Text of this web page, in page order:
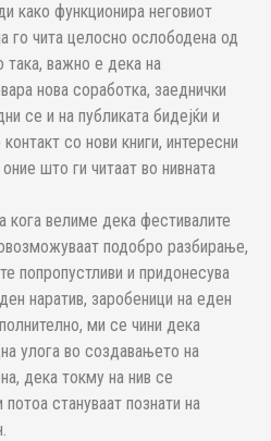
како функционира неговиот
го чита целосно ослободена од
така, важно е дека на
нова соработка, заеднички
се и на публиката бидејќи и
со нови книги, интересни
што ги читаат во нивната
велиме дека фестивалите
подобро разбирање,
попропустливи и придонесува
наратив, заробеници на еден
ми се чини дека
улога во создавањето на
дека токму на нив се
стануваат познати на